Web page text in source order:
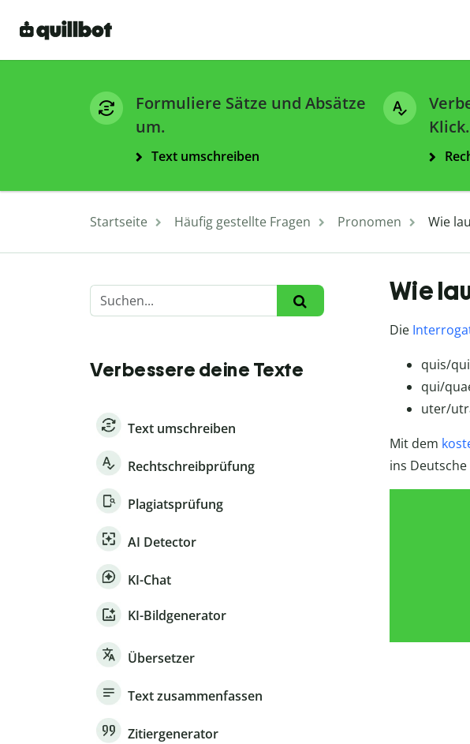
Formuliere Sätze und Absätze
um.
Text umschreiben
Klick.
Startseite Häufig gestellte Fragen Pronomen Wie
Verbessere deine Texte
Text umschreiben
Rechtschreibprüfung
Plagiatsprüfung
AI Detector
KI-Chat
KI-Bildgenerator
Übersetzer
Text zusammenfassen
Zitiergenerator
Wie
Die
quis/
qui/
uter/
Mit dem
ins